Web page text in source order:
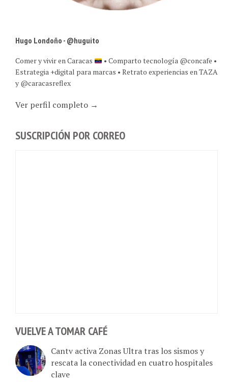
Hugo Londoño - @huguito
Comer y vivir en Caracas
• Comparto tecnología @concafe •
Estrategia +digital para marcas • Retrato experiencias en TAZA
y @caracasreflex
Ver perfil completo →
SUSCRIPCIÓN POR CORREO
VUELVE A TOMAR CAFÉ
Cantv activa Zonas Ultra tras los sismos y
rescata la conectividad en cuatro hospitales
clave